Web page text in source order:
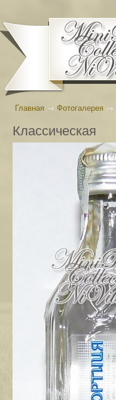
Главная → Фотогалерея →
Классическая